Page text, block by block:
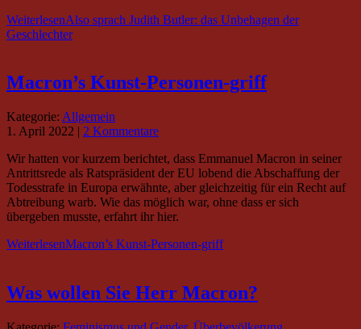
WeiterlesenAlso sprach Judith Butler: das Unbehagen der
Geschlechter
Macron’s Kunst-Personen-griff
Kategorie: Allgemein
1. April 2022 | 2 Kommentare
Wir hatten vor kurzem berichtet, dass Emmanuel Macron in seiner
Antrittsrede als Ratspräsident der EU lobend die Abschaffung der
Todesstrafe in Europa erwähnte, aber gleichzeitig für ein Recht auf
Abtreibung warb. Wie das möglich war, ohne dass er sich
übergeben musste, erfahrt ihr hier.
WeiterlesenMacron’s Kunst-Personen-griff
Was wollen Sie Herr Macron?